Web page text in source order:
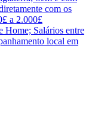
com os
a 2.000£
Home; Salários entre
local em